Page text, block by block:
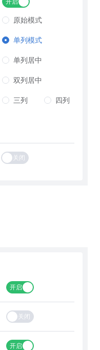
原始模式
单列模式
单列居中
双列居中
三列 四列
关闭
开启
关闭
开启